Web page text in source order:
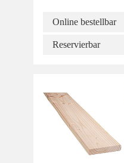
Online bestellbar
Reservierbar